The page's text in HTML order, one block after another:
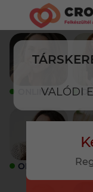
VALÓDI
ONLINE
ONLINE